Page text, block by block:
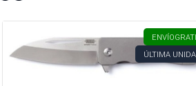
ENVÍO
ÚLTIMA